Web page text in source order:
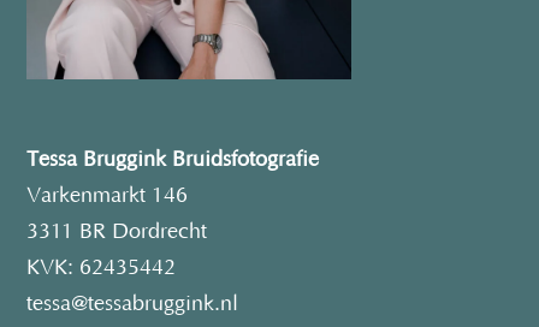
Tessa Bruggink Bruidsfotografie
Varkenmarkt 146
3311 BR Dordrecht
KVK: 62435442
tessa@tessabruggink.nl